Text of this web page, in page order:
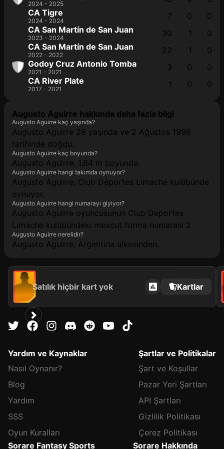
2024 - 2025
CA Tigre
2024 - 2024 7 0
0
CA San Martín de San Juan
2023 - 2024 30 1
0
CA San Martín de San Juan
2022 - 2022 22 1
0
Godoy Cruz Antonio Tomba
2021 - 2021 3 0
0
CA River Plate
2017 - 2021 1 0 0
Augusto Aguirre hakkında daha fazla bilgi
Augusto Aguirre kaç yaşında?
Augusto Aguirre 26 yaşında ve 2 Ağustos 1999
tarihinde doğdu.
Augusto Aguirre kaç boyunda?
Augusto Aguirre, 1,84 m boyunda.
Augusto Aguirre hangi takımda oynuyor?
Augusto Aguirre, Club Deportes Limache kulübünde
oynuyor.
Augusto Aguirre hangi numarayı giyiyor?
Augusto Aguirre oyuncusunun Club Deportes
Limache kulübündeki mevcut forma numarası 2.
Augusto Aguirre nerelidir?
Augusto Aguirre, Argentina ülkesinden.
Satılık hiçbir kart yok Kartlar
Yardım ve Kaynaklar
Nasıl Oynanır?
Blog
Yardım
SSS
Oyun Kuralları
Şartlar ve Politikalar
Şart ve Koşullar
Pazar Yeri Şartları
API Şartları
Gizlilik Politikası
Çerez Politikası
Sorare Fantasy Sports
Sorare Hakkında